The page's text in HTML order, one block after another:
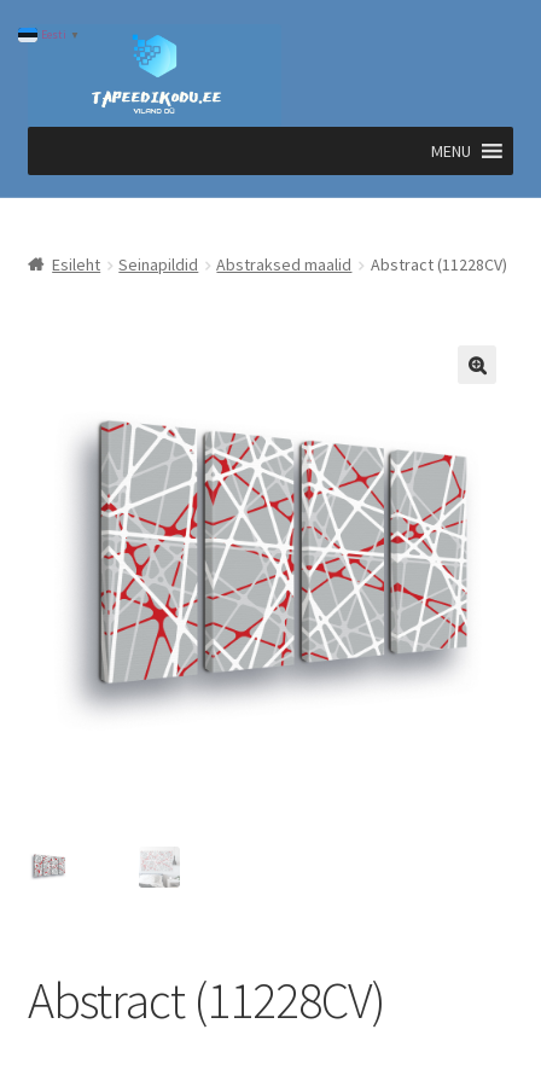
Liigu
navigeerimisele
Liigu
MENU
Esileht Seinapildid Abstraksed maalid Abstract (11228CV)
Abstract (11228CV)
Eesti ▼